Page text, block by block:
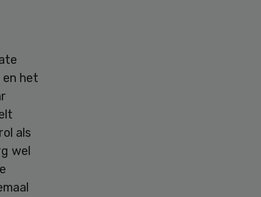
en het
als
wel